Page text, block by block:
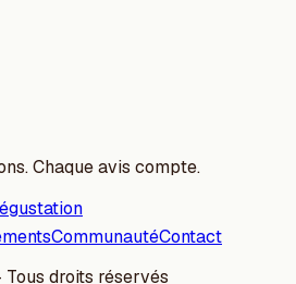
Chaque avis compte.
CommunautéContact
droits réservés